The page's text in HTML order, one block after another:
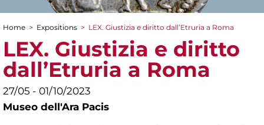
You are here
Home > Expositions > LEX. Giustizia e diritto dall’Etruria a Roma
LEX. Giustizia e diritto
dall’Etruria a Roma
27/05 - 01/10/2023
Museo dell'Ara Pacis